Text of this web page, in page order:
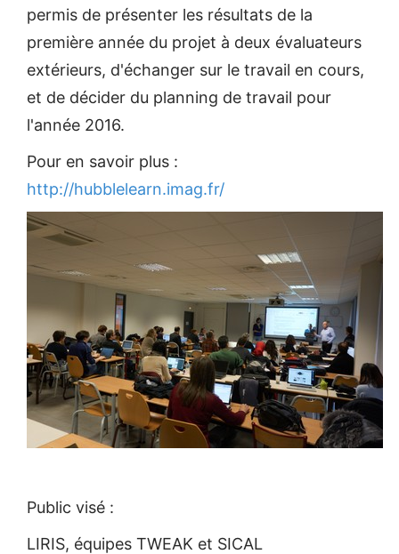
permis de présenter les résultats de la
première année du projet à deux évaluateurs
extérieurs, d'échanger sur le travail en cours,
et de décider du planning de travail pour
l'année 2016.
Pour en savoir plus :
http://hubblelearn.imag.fr/
Public visé :
LIRIS, équipes TWEAK et SICAL